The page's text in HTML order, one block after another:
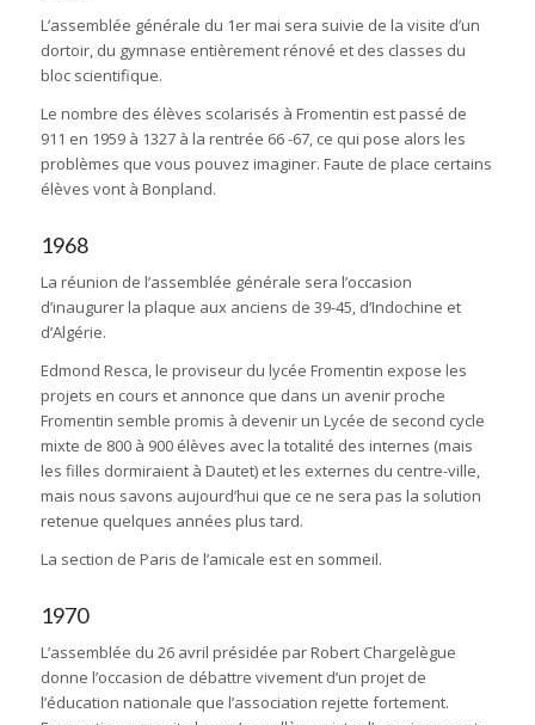
L’assemblée générale du 1er mai sera suivie de la visite d’un
dortoir, du gymnase entièrement rénové et des classes du
bloc scientifique.
Le nombre des élèves scolarisés à Fromentin est passé de
911 en 1959 à 1327 à la rentrée 66 -67, ce qui pose alors les
problèmes que vous pouvez imaginer. Faute de place certains
élèves vont à Bonpland.
1968
La réunion de l’assemblée générale sera l’occasion
d’inaugurer la plaque aux anciens de 39-45, d’Indochine et
d’Algérie.
Edmond Resca, le proviseur du lycée Fromentin expose les
projets en cours et annonce que dans un avenir proche
Fromentin semble promis à devenir un Lycée de second cycle
mixte de 800 à 900 élèves avec la totalité des internes (mais
les filles dormiraient à Dautet) et les externes du centre-ville,
mais nous savons aujourd’hui que ce ne sera pas la solution
retenue quelques années plus tard.
La section de Paris de l’amicale est en sommeil.
1970
L’assemblée du 26 avril présidée par Robert Chargelègue
donne l’occasion de débattre vivement d’un projet de
l’éducation nationale que l’association rejette fortement.